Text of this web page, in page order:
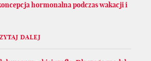
hormonalna podczas wakacji i
DALEJ